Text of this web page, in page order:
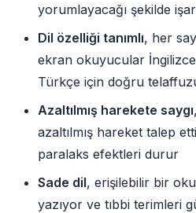
yorumlayacağı şekilde
Dil özelliği tanımlı, her
ekran okuyucular
Türkçe için doğru
Azaltılmış harekete saygı
azaltılmış hareket talep
paralaks efektleri durur
Sade dil, erişilebilir bir
yazıyor ve tıbbi terimleri